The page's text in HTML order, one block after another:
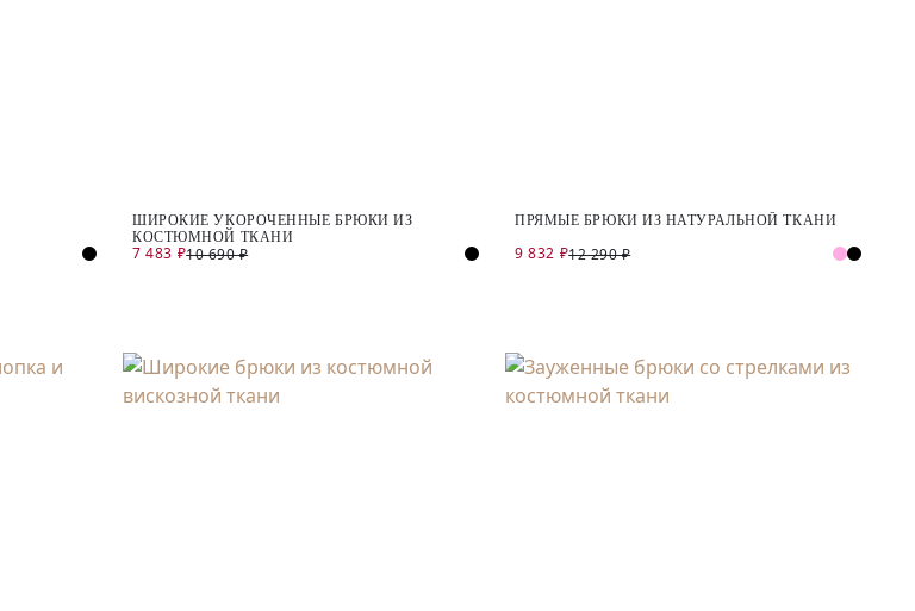
ШИРОКИЕ УКОРОЧЕННЫЕ БРЮКИ ИЗ
КОСТЮМНОЙ ТКАНИ
7 483 ₽10 690 ₽
ПРЯМЫЕ БРЮКИ ИЗ НАТУРАЛЬНОЙ ТКАНИ
9 832 ₽12 290 ₽